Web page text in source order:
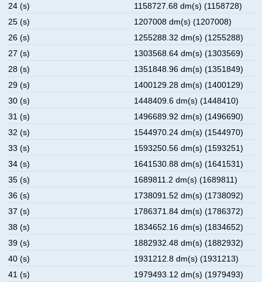
24 (s)
1158727.68 dm(s) (1158728)
25 (s)
1207008 dm(s) (1207008)
26 (s)
1255288.32 dm(s) (1255288)
27 (s)
1303568.64 dm(s) (1303569)
28 (s)
1351848.96 dm(s) (1351849)
29 (s)
1400129.28 dm(s) (1400129)
30 (s)
1448409.6 dm(s) (1448410)
31 (s)
1496689.92 dm(s) (1496690)
32 (s)
1544970.24 dm(s) (1544970)
33 (s)
1593250.56 dm(s) (1593251)
34 (s)
1641530.88 dm(s) (1641531)
35 (s)
1689811.2 dm(s) (1689811)
36 (s)
1738091.52 dm(s) (1738092)
37 (s)
1786371.84 dm(s) (1786372)
38 (s)
1834652.16 dm(s) (1834652)
39 (s)
1882932.48 dm(s) (1882932)
40 (s)
1931212.8 dm(s) (1931213)
41 (s)
1979493.12 dm(s) (1979493)